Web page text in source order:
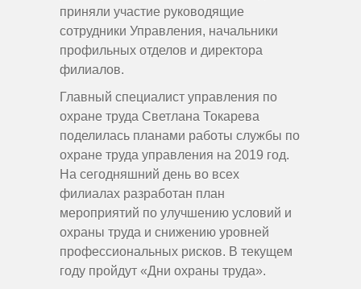
приняли участие руководящие
сотрудники Управления, начальники
профильных отделов и директора
филиалов.
Главный специалист управления по
охране труда Светлана Токарева
поделилась планами работы службы по
охране труда управления на 2019 год.
На сегодняшний день во всех
филиалах разработан план
мероприятий по улучшению условий и
охраны труда и снижению уровней
профессиональных рисков. В текущем
году пройдут «Дни охраны труда».